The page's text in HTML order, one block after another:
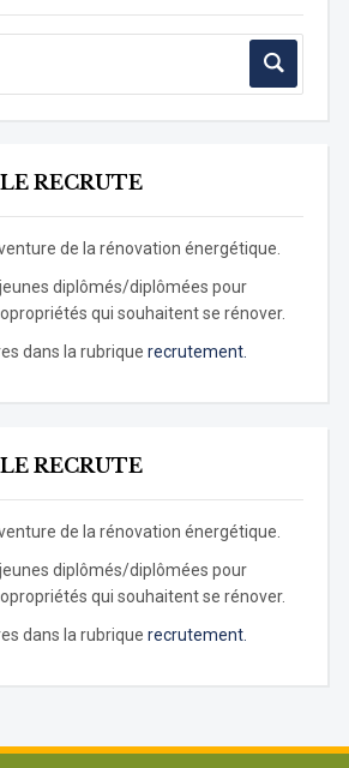
RECRUTE
de la rénovation énergétique.
diplômés/diplômées pour
qui souhaitent se rénover.
dans la rubrique recrutement.
RECRUTE
de la rénovation énergétique.
diplômés/diplômées pour
qui souhaitent se rénover.
dans la rubrique recrutement.